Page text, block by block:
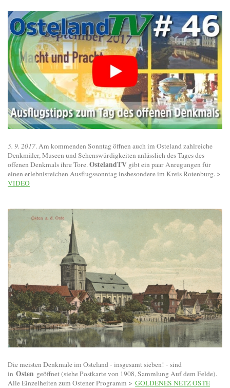
5. 9. 2017. Am kommenden Sonntag öffnen auch im Osteland zahlreiche
Denkmäler, Museen und Sehenswürdigkeiten anlässlich des Tages des
offenen Denkmals ihre Tore. OstelandTV gibt ein paar Anregungen für
einen erlebnisreichen Ausflugssonntag insbesondere im Kreis Rotenburg. >
VIDEO
Die meisten Denkmale im Osteland - insgesamt sieben! - sind
in Osten geöffnet (siehe Postkarte von 1908, Sammlung Auf dem Felde).
Alle Einzelheiten zum Ostener Programm > GOLDENES NETZ OSTE